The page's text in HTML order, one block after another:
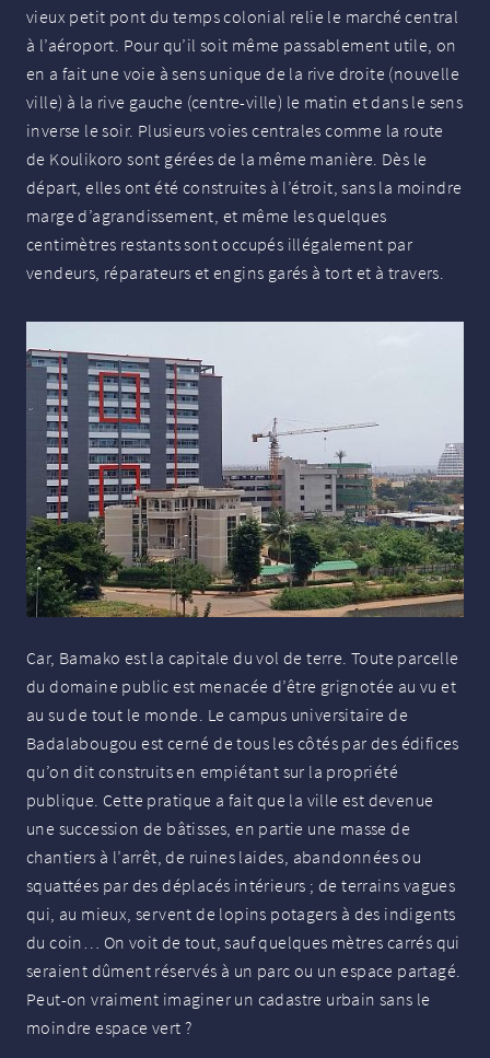
vieux petit pont du temps colonial relie le marché central
à l’aéroport. Pour qu’il soit même passablement utile, on
en a fait une voie à sens unique de la rive droite (nouvelle
ville) à la rive gauche (centre-ville) le matin et dans le sens
inverse le soir. Plusieurs voies centrales comme la route
de Koulikoro sont gérées de la même manière. Dès le
départ, elles ont été construites à l’étroit, sans la moindre
marge d’agrandissement, et même les quelques
centimètres restants sont occupés illégalement par
vendeurs, réparateurs et engins garés à tort et à travers.
Car, Bamako est la capitale du vol de terre. Toute parcelle
du domaine public est menacée d’être grignotée au vu et
au su de tout le monde. Le campus universitaire de
Badalabougou est cerné de tous les côtés par des édifices
qu’on dit construits en empiétant sur la propriété
publique. Cette pratique a fait que la ville est devenue
une succession de bâtisses, en partie une masse de
chantiers à l’arrêt, de ruines laides, abandonnées ou
squattées par des déplacés intérieurs ; de terrains vagues
qui, au mieux, servent de lopins potagers à des indigents
du coin… On voit de tout, sauf quelques mètres carrés qui
seraient dûment réservés à un parc ou un espace partagé.
Peut-on vraiment imaginer un cadastre urbain sans le
moindre espace vert ?